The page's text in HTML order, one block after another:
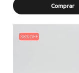
Comprar
38%